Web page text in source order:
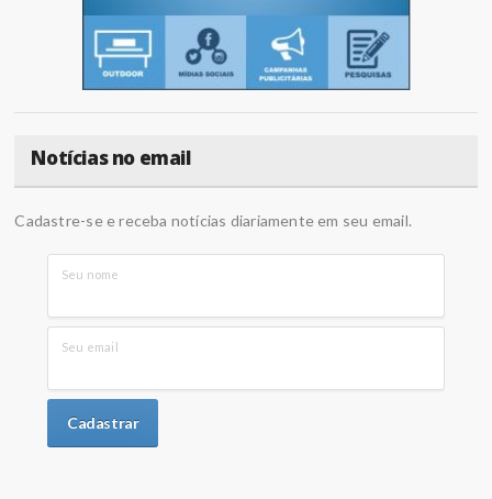
Notícias no email
Cadastre-se e receba notícias diariamente em seu email.
Seu nome
Seu email